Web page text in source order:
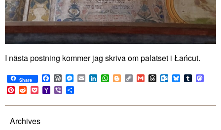
I nästa postning kommer jag skriva om palatset i Łańcut.
Share Facebook
WordPress
Messenger
EmailLinkedIn
WhatsApp
BloggerCopy
Link
GmailThreadsOutlook.com
BlueskyTumblr
Pinterest
RedditPocketYahoo
Mail
Viber
Archives